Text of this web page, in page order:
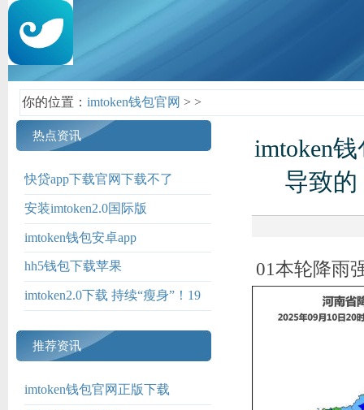
你的位置： imtoken钱包官网 > >
热点资讯
快贷app下载官网下载不了
安装imtoken2.0国际版
imtoken钱包安卓app
hh5钱包下载苹果
imtoken2.0下载 持续“瘦身”！19
推荐资讯
imtoken钱包官网正版下载
imtoken
导致
01本轮降雨